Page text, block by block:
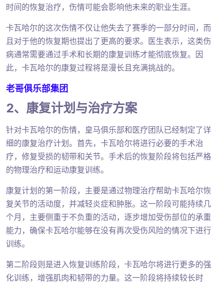
时间的恢复治疗，伤情可能会影响他未来的职业生涯。
卡瓦哈尔的这次伤情不仅让他失去了赛季的一部分时间，而
且对于他的恢复期也提出了更高的要求。医生表示，这类伤
病通常需要通过手术和长期的康复训练才能彻底恢复。因
此，卡瓦哈尔的康复过程将是漫长且充满挑战的。
老哥俱乐部集团
2、康复计划与治疗方案
针对卡瓦哈尔的伤情，皇马俱乐部和医疗团队已经制定了详
细的康复治疗计划。首先，卡瓦哈尔将进行必要的手术治
疗，修复受损的韧带和关节。手术后的恢复阶段将包括严格
的物理治疗和运动康复训练。
康复计划的第一阶段，主要是通过物理治疗帮助卡瓦哈尔恢
复关节的活动度，并减轻炎症和肿胀。这一阶段可能持续几
个月，主要侧重于不负重的活动，逐步增加受伤部位的承重
能力，确保卡瓦哈尔能够在没有再次受伤风险的情况下进行
训练。
第二阶段则是进入恢复训练阶段，卡瓦哈尔将进行更多的强
化训练，增强肌肉和韧带的力量。这一阶段将持续较长时